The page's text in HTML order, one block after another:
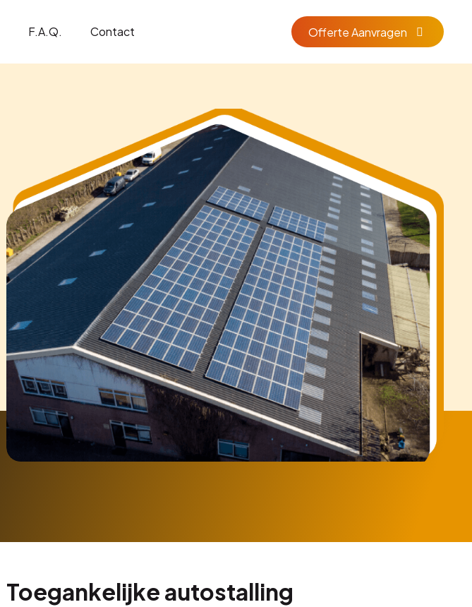
F.A.Q. Contact Offerte Aanvragen
Toegankelijke autostalling